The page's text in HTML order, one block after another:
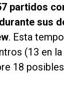
partidos
sus
. Esta
(13 en
18